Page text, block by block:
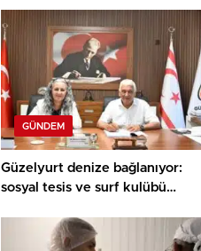
GÜNDEM
Güzelyurt denize bağlanıyor:
sosyal tesis ve surf kulübü
imzalandı